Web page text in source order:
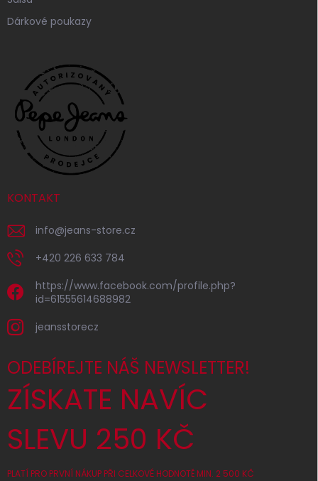
Dárkové poukazy
KONTAKT
info@jeans-store.cz
+420 226 633 784
https://www.facebook.com/profile.php?
id=61555614688982
jeansstorecz
ODEBÍREJTE NÁŠ NEWSLETTER!
ZÍSKATE NAVÍC
SLEVU 250 KČ
PLATÍ PRO PRVNÍ NÁKUP PŘI CELKOVÉ HODNOTĚ MIN. 2 500 KČ